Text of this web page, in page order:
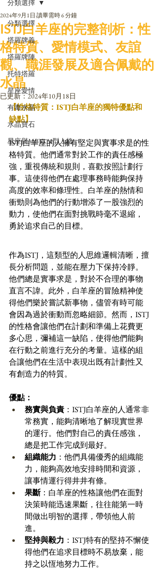
分類選擇
塔羅牌義
塔羅牌陣
托特塔羅
星座愛情
有毒水晶
水晶寶石
星座與MBTI16型人格
分類選擇
ISTJ白羊座的完整剖析：性
格特質、愛情模式、友誼
觀、職涯發展及適合佩戴的
水晶
2024年9月1日 讀畢需時 6 分鐘
已更新：2024年10月18日
【性格特質：ISTJ白羊座的獨特優點和
缺點】
ISTJ白羊座的人擁有堅定與實事求是的性
格特質。他們通常對於工作的責任感極
強，重視傳統和規則，喜歡按照計劃行
事。這使得他們在處理事務時能夠保持
高度的效率和條理性。白羊座的熱情和
衝勁則為他們的行動增添了一股強烈的
動力，使他們在面對挑戰時毫不退縮，
勇於追求自己的目標。
作為ISTJ，這類型的人思維邏輯清晰，擅
長分析問題，並能在壓力下保持冷靜。
他們總是實事求是，對於不合理的事物
直言不諱。此外，白羊座的冒險精神使
得他們樂於嘗試新事物，儘管有時可能
會因為過於衝動而忽略細節。然而，ISTJ
的性格會讓他們在計劃和準備上花費更
多心思，彌補這一缺陷，使得他們能夠
在行動之前進行充分的考量。這樣的組
合讓他們在生活中表現出既有計劃性又
有創造力的特質。
優點：
務實與負責 ：ISTJ白羊座的人通常非
常務實，能夠清晰地了解現實世界
的運行。他們對自己的責任感強，
總是把工作完成到最好。
組織能力 ：他們具備優秀的組織能
力，能夠高效地安排時間和資源，
讓事情運行得井井有條。
果斷：白羊座的性格讓他們在面對
決策時能迅速果斷，往往能第一時
間做出明智的選擇，帶領他人前
進。
堅持與毅力 ：ISTJ特有的堅持不懈使
得他們在追求目標時不易放棄，能
持之以恆地努力工作。